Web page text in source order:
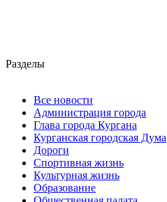
Разделы
Все новости
Администрация города
Глава города Кургана
Курганская городская Дума
Дороги
Спортивная жизнь
Культурная жизнь
Образование